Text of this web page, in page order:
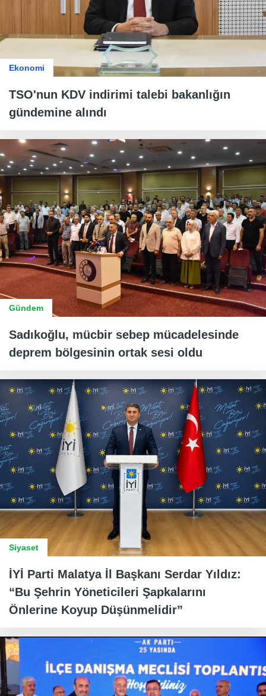
Ekonomi
TSO'nun KDV indirimi talebi bakanlığın
gündemine alındı
Gündem
Sadıkoğlu, mücbir sebep mücadelesinde
deprem bölgesinin ortak sesi oldu
Siyaset
İYİ Parti Malatya İl Başkanı Serdar Yıldız:
“Bu Şehrin Yöneticileri Şapkalarını
Önlerine Koyup Düşünmelidir”